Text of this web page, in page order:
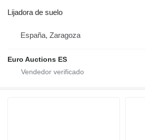
Lijadora de suelo
España, Zaragoza
Euro Auctions ES